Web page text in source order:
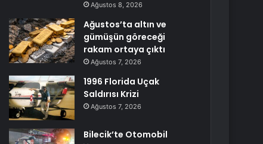
Ağustos 8, 2026
Ağustos’ta altın ve
gümüşün göreceği
rakam ortaya çıktı
Ağustos 7, 2026
1996 Florida Uçak
Saldırısı Krizi
Ağustos 7, 2026
Bilecik’te Otomobil